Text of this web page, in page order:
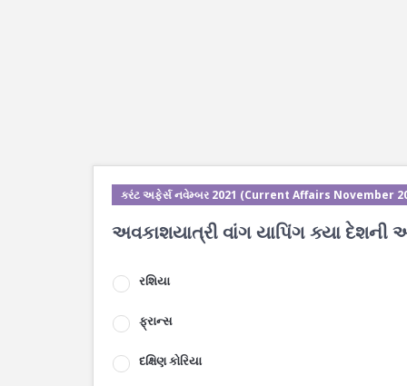
કરંટ અફેર્સ નવેમ્બર 2021 (Current Affairs November
અવકાશયાત્રી વાંગ યાપિંગ ક્યા દેશની
રશિયા
ફ્રાન્સ
દક્ષિણ કોરિયા